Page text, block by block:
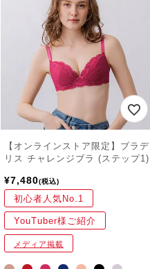
【オンラインストア限定】ブラデ
リス チャレンジブラ (ステップ1)
¥7,480 税込
初心者人気No.1
YouTuber様ご紹介
メディア掲載